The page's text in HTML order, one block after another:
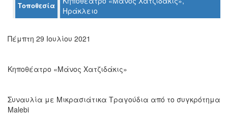
ΤΟΠΟΣ
ΠΟΛΙΤΙΣΜΟΣ
ΑΝΘΕΚΤΙΚΗ
ΠΟΛΗ
Τοποθεσία
Ηράκλειο
Πέμπτη 29 Ιουλίου 2021
Κηποθέατρο «Μάνος Χατζιδάκις»
Συναυλία με Μικρασιάτικα Τραγούδια από το συγκρότημα
Malebi